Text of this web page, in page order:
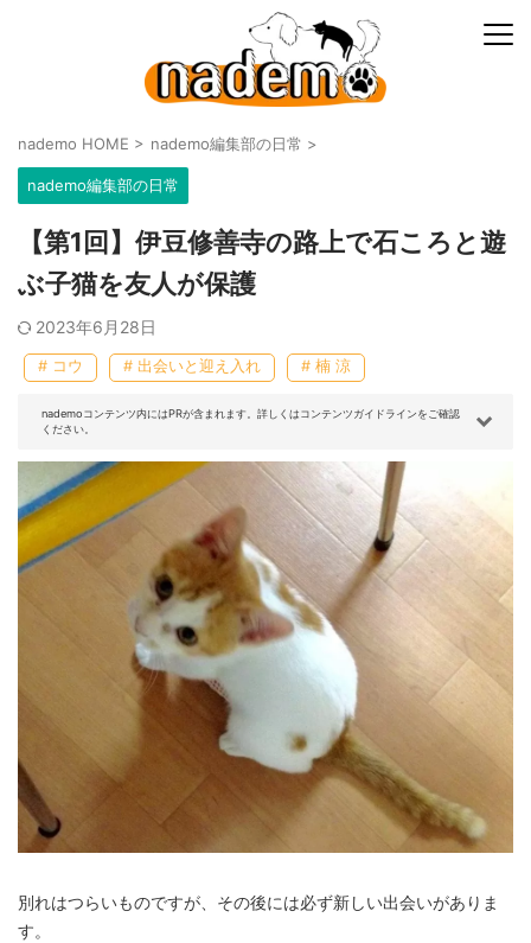
nademo HOME > nademo編集部の日常 >
nademo編集部の日常
【第1回】伊豆修善寺の路上で石ころと遊
ぶ子猫を友人が保護
2023年6月28日
# コウ # 出会いと迎え入れ # 楠 涼
nademoコンテンツ内にはPRが含まれます。詳しくはコンテンツガイドラインをご確認
ください。
別れはつらいものですが、その後には必ず新しい出会いがありま
す。